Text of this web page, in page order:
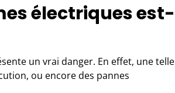
électriques est-
un vrai danger. En effet, une telle
ou encore des pannes